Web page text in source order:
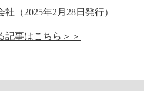
（2025年2月28日発行）
記事はこちら＞＞